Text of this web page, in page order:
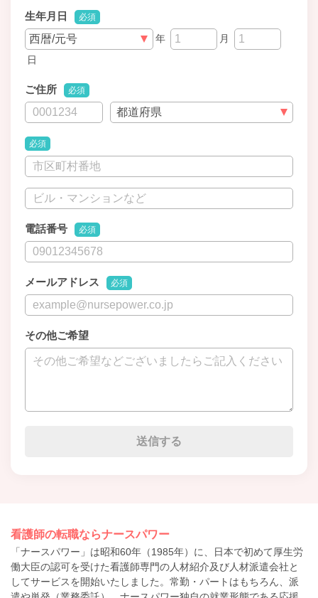
生年月日 必須
年
月
日
ご住所 必須
必須
電話番号 必須
メールアドレス 必須
その他ご希望
看護師の転職ならナースパワー
「ナースパワー」は昭和60年（1985年）に、日本で初めて厚生労
働大臣の認可を受けた看護師専門の人材紹介及び人材派遣会社と
してサービスを開始いたしました。常勤・パートはもちろん、派